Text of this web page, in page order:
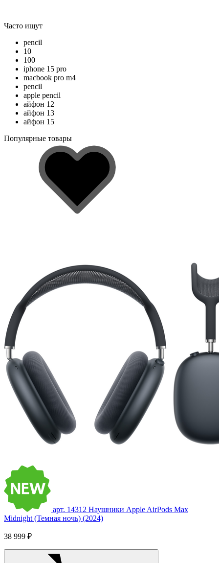
Часто ищут
pencil
10
100
iphone 15 pro
macbook pro m4
pencil
apple pencil
айфон 12
айфон 13
айфон 15
Популярные товары
арт. 14312 Наушники Apple AirPods Max
Midnight (Темная ночь) (2024)
38 999 ₽